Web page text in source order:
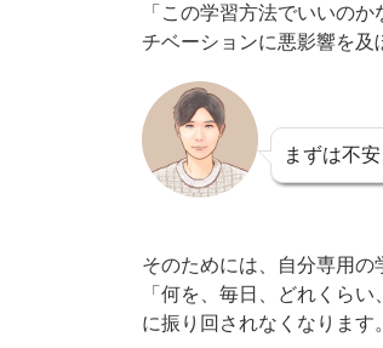
「この学習方法でいいの
チベーションに悪影響を及
まずは不
そのためには、自分専用の
「何を、毎日、どれくら
に振り回されなくなります。